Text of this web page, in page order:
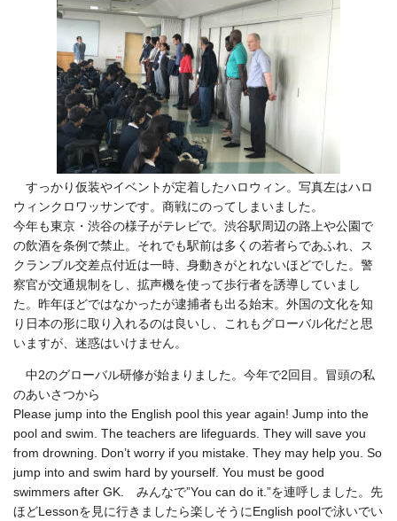
すっかり仮装やイベントが定着したハロウィン。写真左はハロ
ウィンクロワッサンです。商戦にのってしまいました。
今年も東京・渋谷の様子がテレビで。渋谷駅周辺の路上や公園で
の飲酒を条例で禁止。それでも駅前は多くの若者らであふれ、ス
クランブル交差点付近は一時、身動きがとれないほどでした。警
察官が交通規制をし、拡声機を使って歩行者を誘導していまし
た。昨年ほどではなかったが逮捕者も出る始末。外国の文化を知
り日本の形に取り入れるのは良いし、これもグローバル化だと思
いますが、迷惑はいけません。
中2のグローバル研修が始まりました。今年で2回目。冒頭の私
のあいさつから
Please jump into the English pool this year again! Jump into the
pool and swim. The teachers are lifeguards. They will save you
from drowning. Don’t worry if you mistake. They may help you. So
jump into and swim hard by yourself. You must be good
swimmers after GK. みんなで”You can do it.”を連呼しました。先
ほどLessonを見に行きましたら楽しそうにEnglish poolで泳いでい